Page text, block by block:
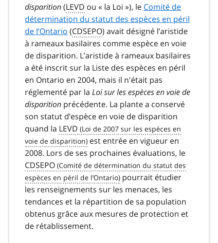
disparition(LEVD ou « la Loi »), le Comité de
détermination du statut des espèces en péril
de l’Ontario (CDSEPO) avait désigné l’aristide
à rameaux basilaires comme espèce en voie
de disparition. L’aristide à rameaux basilaires
a été inscrit sur la Liste des espèces en péril
en Ontario en 2004, mais il n'était pas
réglementé par la Loi sur les espèces en voie de
disparition précédente. La plante a conservé
son statut d’espèce en voie de disparition
quand la LEVD
est entrée en vigueur en
2008. Lors de ses prochaines évaluations, le
CDSEPO
pourrait étudier
les renseignements sur les menaces, les
tendances et la répartition de sa population
obtenus grâce aux mesures de protection et
de rétablissement.